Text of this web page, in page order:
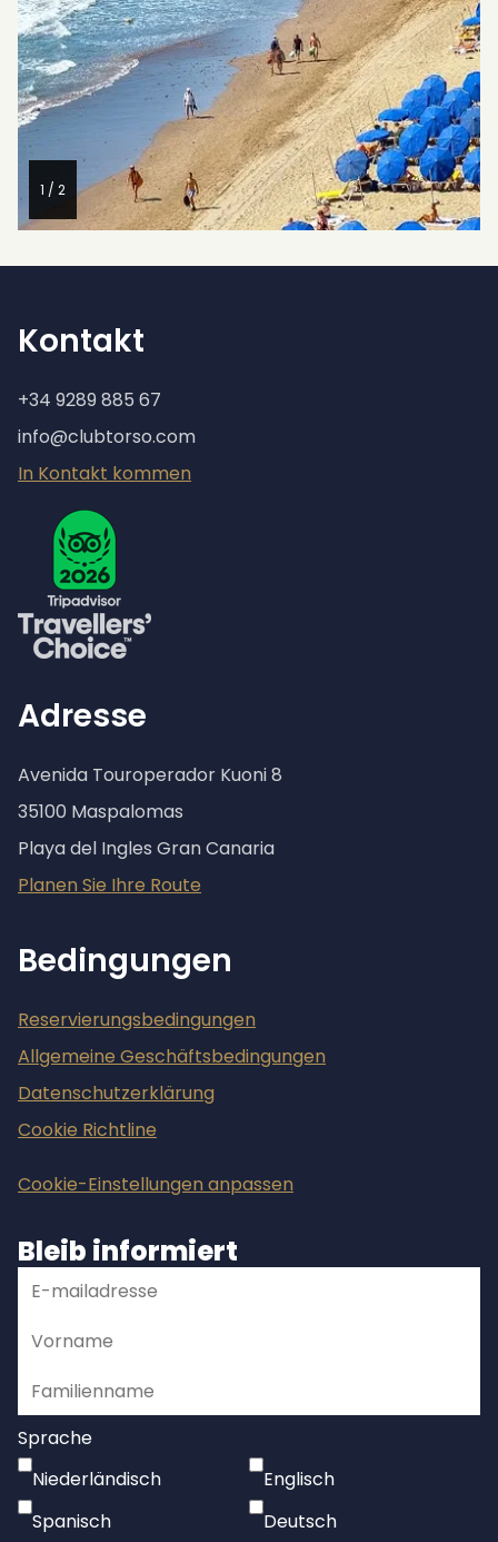
Verfügbarkeit & Preise
1 / 2
Kontakt
+34 9289 885 67
info@clubtorso.com
In Kontakt kommen
Adresse
Avenida Touroperador Kuoni 8
35100 Maspalomas
Playa del Ingles Gran Canaria
Planen Sie Ihre Route
Bedingungen
Reservierungsbedingungen
Allgemeine Geschäftsbedingungen
Datenschutzerklärung
Cookie Richtline
Cookie-Einstellungen anpassen
Bleib informiert
Sprache
Niederländisch
Englisch
Spanisch
Deutsch